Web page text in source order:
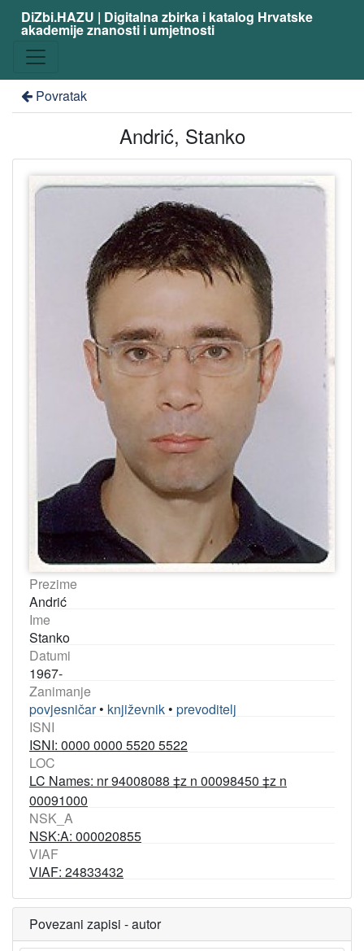
DiZbi.HAZU | Digitalna zbirka i katalog Hrvatske
akademije znanosti i umjetnosti
Povratak
Andrić, Stanko
Prezime
Andrić
Ime
Stanko
Datumi
1967-
Zanimanje
povjesničar• književnik • prevoditelj
ISNI
ISNI: 0000 0000 5520 5522
LOC
LC Names: nr 94008088‏ ‎‡z n 00098450‏ ‎‡z n
NSK_A
NSK:A: 000020855
VIAF
VIAF: 24833432
Povezani zapisi - autor